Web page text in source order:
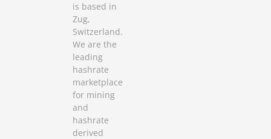
is based in
Zug,
Switzerland.
We are the
leading
hashrate
marketplace
for mining
and
hashrate
derived